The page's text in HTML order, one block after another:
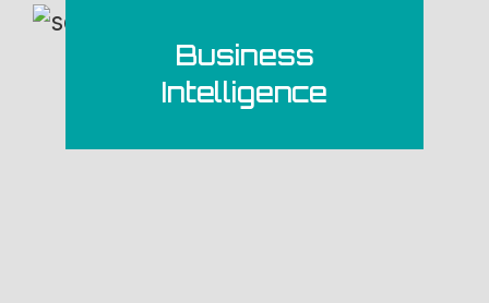
Business
Intelligence